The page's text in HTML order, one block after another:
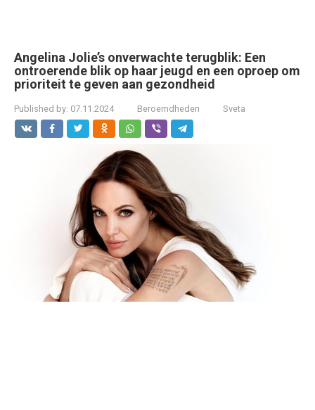
Angelina Jolie’s onverwachte terugblik: Een
ontroerende blik op haar jeugd en een oproep om
prioriteit te geven aan gezondheid
Published by: 07.11.2024 Beroemdheden Sveta